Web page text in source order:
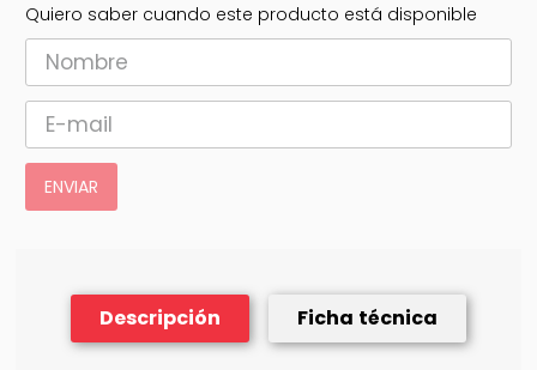
Quiero saber cuando este producto está disponible
ENVIAR
Descripción Ficha técnica